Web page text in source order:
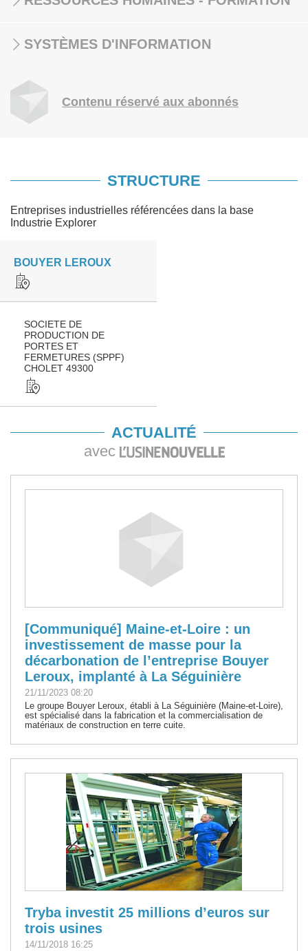
SYSTÈMES D'INFORMATION
Contenu réservé aux abonnés
STRUCTURE
Entreprises industrielles référencées dans la base
Industrie Explorer
BOUYER LEROUX
SOCIETE DE
PRODUCTION DE
PORTES ET
FERMETURES (SPPF)
CHOLET 49300
ACTUALITÉ
avec
[Communiqué] Maine-et-Loire : un
investissement de masse pour la
décarbonation de l’entreprise Bouyer
Leroux, implanté à La Séguinière
21/11/2023 08:20
Le groupe Bouyer Leroux, établi à La Séguinière (Maine-et-Loire),
est spécialisé dans la fabrication et la commercialisation de
matériaux de construction en terre cuite.
Tryba investit 25 millions d’euros sur
trois usines
14/11/2018 16:25